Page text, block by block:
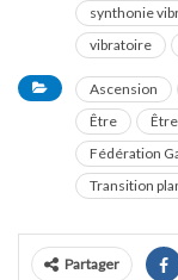
synthonie
vibratoire
Ascension
Être
Fédération
Transition
Partager